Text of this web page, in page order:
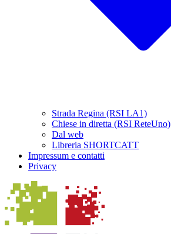
Strada Regina (RSI LA1)
Chiese in diretta (RSI ReteUno)
Dal web
Libreria SHORTCATT
Impressum e contatti
Privacy